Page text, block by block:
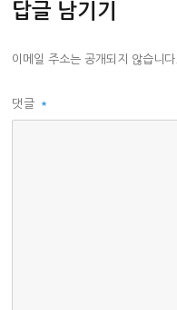
자
답글 남기기
이메일 주소는 공개되지 않습니다.
댓글 *